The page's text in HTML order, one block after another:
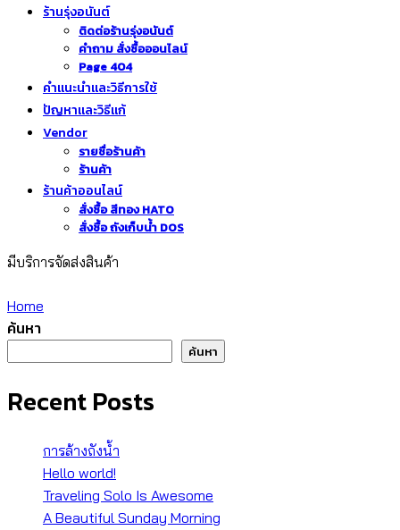
ร้านรุ่งอนันต์
ติดต่อร้านรุ่งอนันต์
คำถาม สั่งซื้อออนไลน์
Page 404
คำแนะนำและวิธีการใช้
ปัญหาและวิธีแก้
Vendor
รายชื่อร้านค้า
ร้านค้า
ร้านค้าออนไลน์
สั่งซื้อ สีทอง HATO
สั่งซื้อ ถังเก็บน้ำ DOS
มีบริการจัดส่งสินค้า
Home
ค้นหา
ค้นหา
Recent Posts
การล้างถังน้ำ
Hello world!
Traveling Solo Is Awesome
A Beautiful Sunday Morning